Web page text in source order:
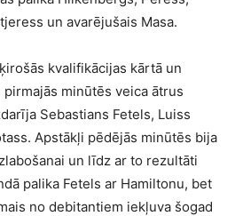
un avarējušais Masa.
kvalifikācijas kārtā un
minūtēs veica ātrus
Sebastians Fetels, Luiss
Apstākļi pēdējās minūtēs bija
un līdz ar to rezultāti
palika Fetels ar Hamiltonu, bet
no debitantiem iekļuva šogad